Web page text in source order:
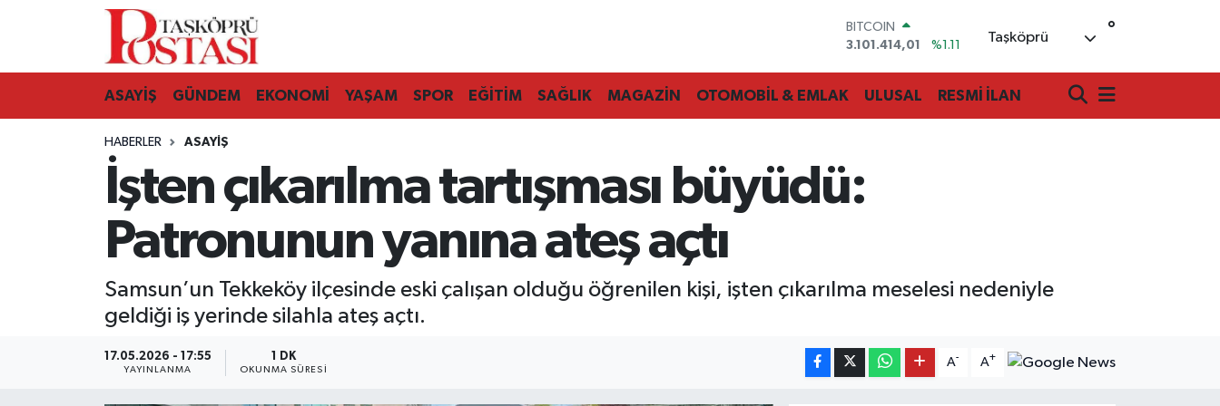
BITCOIN
3.101.414,01
%1.11
EURO
55,2510
%0.32
Taşköprü °
ASAYİŞ GÜNDEM EKONOMİ YAŞAM SPOR EĞİTİM SAĞLIK MAGAZİN OTOMOBİL & EMLAK ULUSAL RESMİ İLAN
HABERLER ASAYIŞ
İşten çıkarılma tartışması büyüdü:
Patronunun yanına ateş açtı
Samsun’un Tekkeköy ilçesinde eski çalışan olduğu öğrenilen kişi, işten çıkarılma meselesi nedeniyle
geldiği iş yerinde silahla ateş açtı.
17.05.2026 - 17:55
YAYINLANMA
1 DK
OKUNMA SÜRESI
A- A+
Kastamonu Vefat Edenler
Ağlı Haberleri
Araç Haberleri
Azdavay Haberleri
Bozkurt Haberleri